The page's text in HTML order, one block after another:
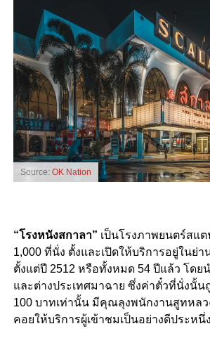
Source: OK Nation
“โรงหนังสกาลา” เป็นโรงภาพยนตร์สแ
1,000 ที่นั่ง ตั้งและเปิดให้บริการอยู่ในย่
ตั้งแต่ปี 2512 หรือทั้งหมด 54 ปีแล้ว โดย
และต่างประเทศมาฉาย ซึ่งค่าตั๋วที่นั่งนั้
100 บาทเท่านั้น มีคุณลุงพนักงานสูทหล
คอยให้บริการผู้เข้าชมเป็นอย่างดีประห